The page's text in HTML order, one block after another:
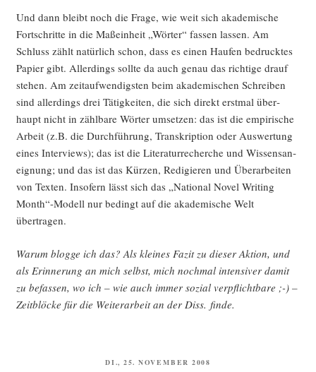
Und dann bleibt noch die Fra­ge, wie weit sich aka­de­mi­sche
Fort­schrit­te in die Maß­ein­heit „Wör­ter“ fas­sen las­sen. Am
Schluss zählt natür­lich schon, dass es einen Hau­fen bedruck­tes
Papier gibt. Aller­dings soll­te da auch genau das rich­ti­ge drauf
ste­hen. Am zeit­auf­wen­digs­ten beim aka­de­mi­schen Schrei­ben
sind aller­dings drei Tätig­kei­ten, die sich direkt erst­mal über­
haupt nicht in zähl­ba­re Wör­ter umset­zen: das ist die empi­ri­sche
Arbeit (z.B. die Durch­füh­rung, Tran­skrip­ti­on oder Aus­wer­tung
eines Inter­views); das ist die Lite­ra­tur­re­cher­che und Wis­sens­an­
eig­nung; und das ist das Kür­zen, Redi­gie­ren und Über­ar­bei­ten
von Tex­ten. Inso­fern lässt sich das „Natio­nal Novel Wri­ting
Month“-Modell nur bedingt auf die aka­de­mi­sche Welt
übertragen.
War­um blog­ge ich das? Als klei­nes Fazit zu die­ser Akti­on, und
als Erin­ne­rung an mich selbst, mich noch­mal inten­si­ver damit
zu befas­sen, wo ich – wie auch immer sozi­al ver­pflicht­ba­re ;-) –
Zeit­blö­cke für die Wei­ter­ar­beit an der Diss. finde.
VERÖFFENTLICHT
DI., 25. NOVEMBER 2008